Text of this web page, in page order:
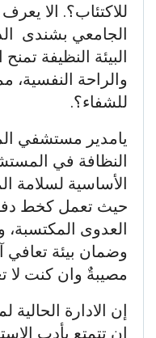
للاكتئاب؟. الا
الجامعي بشندى
البيئة النظيفة
والراحة
للشفاء؟.
يامدير مستشفي
النظافة في
الأساسية لسلامة
حيث تعمل كخط
العدوى المكتسبة،
وضمان بيئة تعافي
مصيبةٌ وان كنت لا
إن الادارة
ان تتمتع بأدب